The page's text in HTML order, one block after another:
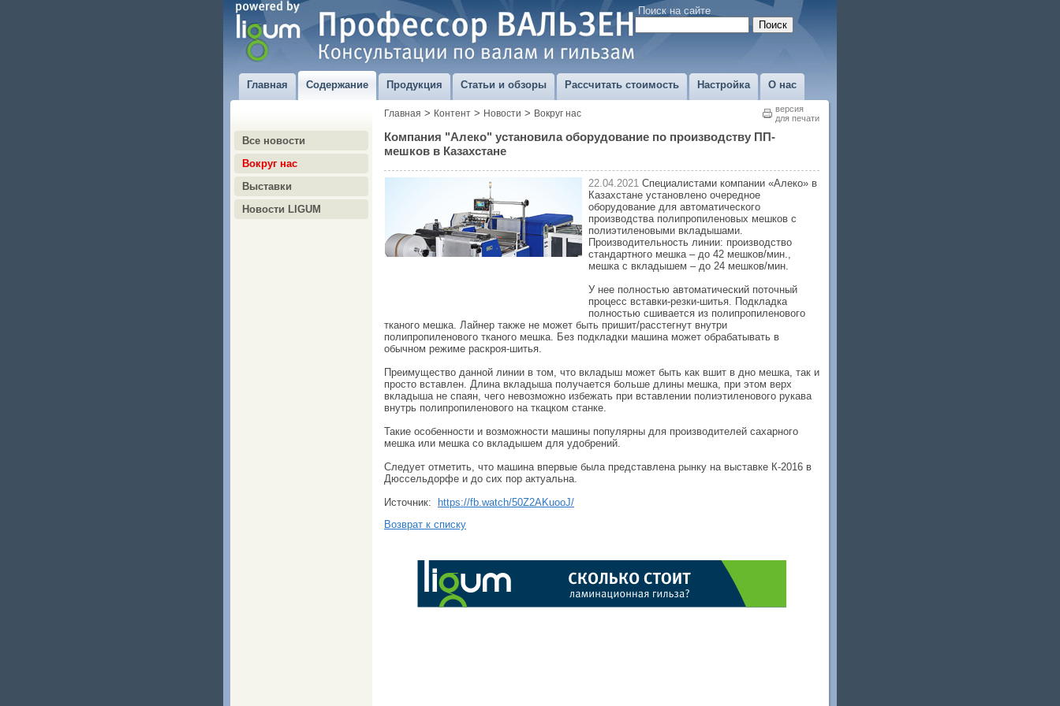
Поиск на сайте
Главная Содержание Продукция Статьи и обзоры Рассчитать стоимость Настройка О нас
Все новости
Вокруг нас
Выставки
Новости LIGUM
версия
для печати
Главная > Контент > Новости > Вокруг нас
Компания "Алеко" установила оборудование по производству ПП-
мешков в Казахстане
22.04.2021 Специалистами компании «Алеко» в
Казахстане установлено очередное
оборудование для автоматического
производства полипропиленовых мешков с
полиэтиленовыми вкладышами.
Производительность линии: производство
стандартного мешка – до 42 мешков/мин.,
мешка с вкладышем – до 24 мешков/мин.
У нее полностью автоматический поточный
процесс вставки-резки-шитья. Подкладка
полностью сшивается из полипропиленового
тканого мешка. Лайнер также не может быть пришит/расстегнут внутри
полипропиленового тканого мешка. Без подкладки машина может обрабатывать в
обычном режиме раскроя-шитья.
Преимущество данной линии в том, что вкладыш может быть как вшит в дно мешка, так и
просто вставлен. Длина вкладыша получается больше длины мешка, при этом верх
вкладыша не спаян, чего невозможно избежать при вставлении полиэтиленового рукава
внутрь полипропиленового на ткацком станке.
Такие особенности и возможности машины популярны для производителей сахарного
мешка или мешка со вкладышем для удобрений.
Следует отметить, что машина впервые была представлена рынку на выставке К-2016 в
Дюссельдорфе и до сих пор актуальна.
Источник:
https://fb.watch/50Z2AKuooJ/
Возврат к списку